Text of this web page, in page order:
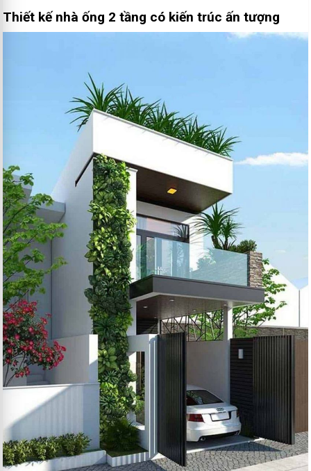
Thiết kế nhà ống 2 tầng có kiến trúc ấn tượng